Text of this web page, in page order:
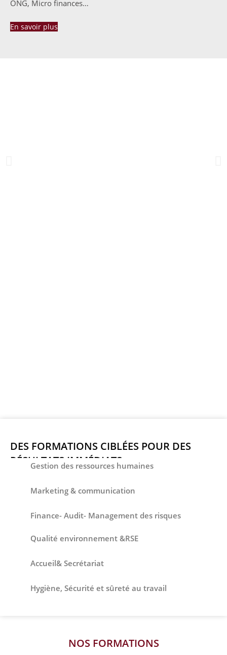
ONG, Micro finances…
En savoir plus
DES FORMATIONS CIBLÉES POUR DES
RÉSULTATS IMMÉDIATS
Gestion des ressources humaines
Marketing & communication
Finance- Audit- Management des risques
Qualité environnement &RSE
Accueil& Secrétariat
Hygiène, Sécurité et sûreté au travail
NOS FORMATIONS